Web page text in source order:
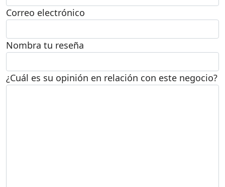
Correo electrónico
Nombra tu reseña
¿Cuál es su opinión en relación con este negocio?